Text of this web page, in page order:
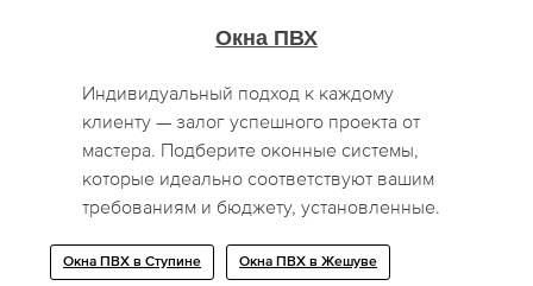
Окна ПВХ
Индивидуальный подход к каждому
клиенту — залог успешного проекта от
мастера. Подберите оконные системы,
которые идеально соответствуют вашим
требованиям и бюджету, установленные.
Окна ПВХ в Ступине Окна ПВХ в Жешуве